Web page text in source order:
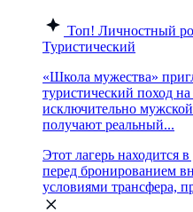
Топ! Личностный
Туристический
«Школа мужества»
туристический поход
исключительно
получают реальный...
Этот лагерь находится
перед бронированием
условиями трансфера,